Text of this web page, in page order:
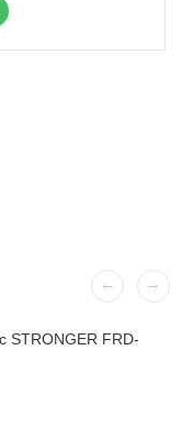
STRONGER FRD-